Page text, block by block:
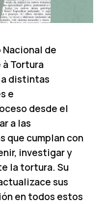
Nacional de
à Tortura
distintas
e
desde el
a las
que cumplan con
investigar y
la tortura. Su
sus
en todos estos